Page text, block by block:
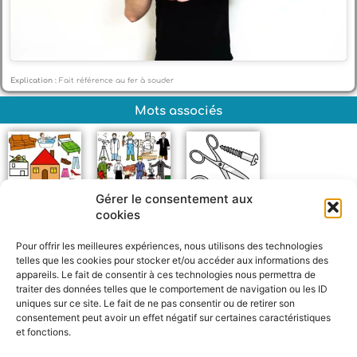
Gérer le consentement aux
cookies
Pour offrir les meilleures expériences, nous utilisons des technologies
telles que les cookies pour stocker et/ou accéder aux informations des
appareils. Le fait de consentir à ces technologies nous permettra de
traiter des données telles que le comportement de navigation ou les ID
uniques sur ce site. Le fait de ne pas consentir ou de retirer son
consentement peut avoir un effet négatif sur certaines caractéristiques
et fonctions.
Explication : Fait référence au fer à souder
Mots associés
Métiers